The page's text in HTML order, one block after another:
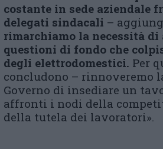
costante in sede aziendale
delegati sindacali –
rimarchiamo la necessità
questioni di fondo che
degli elettrodomestici. Per
concludono – rinnoveremo
Governo di insediare un
affronti i nodi della
della tutela dei lavoratori».